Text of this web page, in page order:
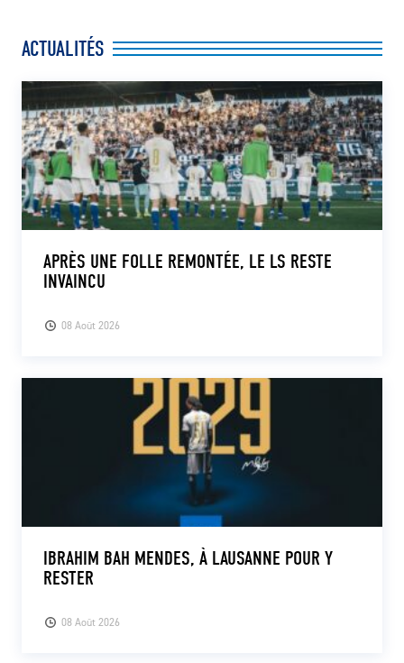
ACTUALITÉS
08 Août 2026
APRÈS UNE FOLLE REMONTÉE, LE LS RESTE
INVAINCU
08 Août 2026
IBRAHIM BAH MENDES, À LAUSANNE POUR Y
RESTER